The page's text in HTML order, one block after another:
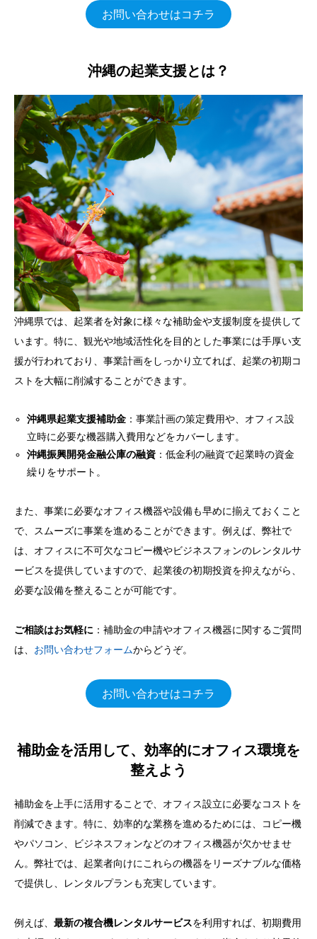
お問い合わせはコチラ
沖縄の起業支援とは？
沖縄県では、起業者を対象に様々な補助金や支援制度を提供して
います。特に、観光や地域活性化を目的とした事業には手厚い支
援が行われており、事業計画をしっかり立てれば、起業の初期コ
ストを大幅に削減することができます。
沖縄県起業支援補助金 ：事業計画の策定費用や、オフィス設
立時に必要な機器購入費用などをカバーします。
沖縄振興開発金融公庫の融資 ：低金利の融資で起業時の資金
繰りをサポート。
また、事業に必要なオフィス機器や設備も早めに揃えておくこと
で、スムーズに事業を進めることができます。例えば、弊社で
は、オフィスに不可欠なコピー機やビジネスフォンのレンタルサ
ービスを提供していますので、起業後の初期投資を抑えながら、
必要な設備を整えることが可能です。
ご相談はお気軽に ：補助金の申請やオフィス機器に関するご質問
は、 お問い合わせフォームからどうぞ。
お問い合わせはコチラ
補助金を活用して、効率的にオフィス環境を
整えよう
補助金を上手に活用することで、オフィス設立に必要なコストを
削減できます。特に、効率的な業務を進めるためには、コピー機
やパソコン、ビジネスフォンなどのオフィス機器が欠かせませ
ん。弊社では、起業者向けにこれらの機器をリーズナブルな価格
で提供し、レンタルプランも充実しています。
例えば、 最新の複合機レンタルサービスを利用すれば、初期費用